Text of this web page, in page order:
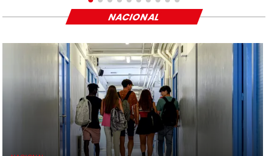
NACIONAL